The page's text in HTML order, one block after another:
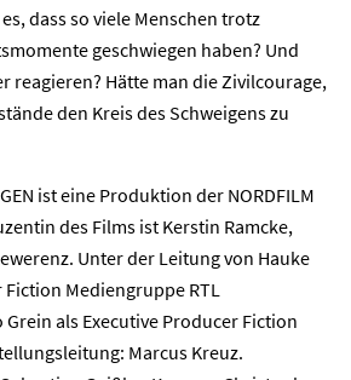
dass so viele Menschen trotz
geschwiegen haben? Und
reagieren? Hätte man die Zivilcourage,
den Kreis des Schweigens zu
ist eine Produktion der NORDFILM
des Films ist Kerstin Ramcke,
Unter der Leitung von Hauke
Mediengruppe RTL
als Executive Producer Fiction
Marcus Kreuz.
Impressum